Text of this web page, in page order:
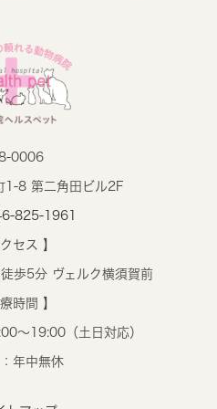
0006
1-8 第二角田ビル2F
825-1961
セス 】
歩5分 ヴェルク横須賀前
時間 】
～19:00（土日対応）
年中無休